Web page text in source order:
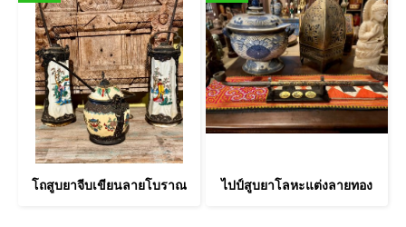
โถสูบยาจีบเขียนลายโบราณ ไปป์สูบยาโลหะแต่งลายทอง